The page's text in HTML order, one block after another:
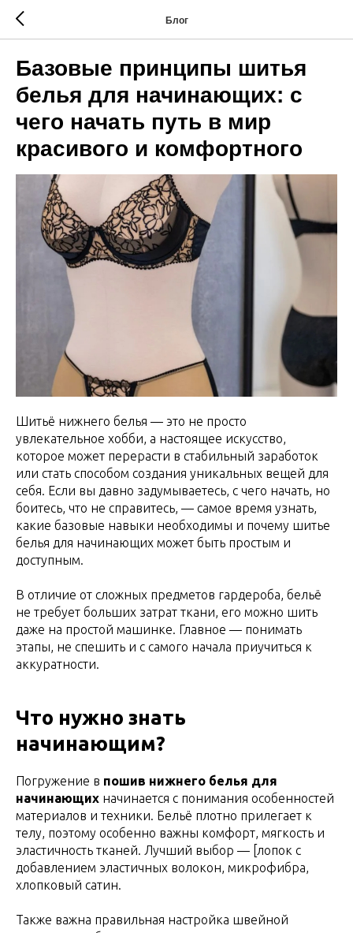
Блог
Базовые принципы шитья
белья для начинающих: с
чего начать путь в мир
красивого и комфортного
Шитьё нижнего белья — это не просто
увлекательное хобби, а настоящее искусство,
которое может перерасти в стабильный заработок
или стать способом создания уникальных вещей для
себя. Если вы давно задумываетесь, с чего начать, но
боитесь, что не справитесь, — самое время узнать,
какие базовые навыки необходимы и почему шитье
белья для начинающих может быть простым и
доступным.
В отличие от сложных предметов гардероба, бельё
не требует больших затрат ткани, его можно шить
даже на простой машинке. Главное — понимать
этапы, не спешить и с самого начала приучиться к
аккуратности.
Что нужно знать
начинающим?
Погружение в пошив нижнего белья для
начинающих начинается с понимания особенностей
материалов и техники. Бельё плотно прилегает к
телу, поэтому особенно важны комфорт, мягкость и
эластичность тканей. Лучший выбор — [лопок с
добавлением эластичных волокон, микрофибра,
хлопковый сатин.
Также важна правильная настройка швейной